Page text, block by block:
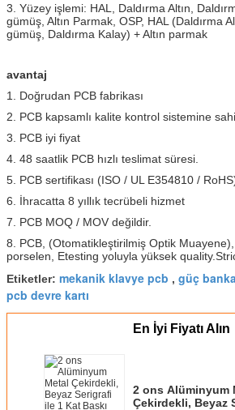
3. Yüzey işlemi: HAL, Daldırma Altın,
gümüş, Altın Parmak, OSP, HAL (Daldırma
gümüş, Daldırma Kalay) + Altın parmak
avantaj
1. Doğrudan PCB fabrikası
2. PCB kapsamlı kalite kontrol sistemine
3. PCB iyi fiyat
4. 48 saatlik PCB hızlı teslimat süresi.
5. PCB sertifikası (ISO / UL E354810 /
6. İhracatta 8 yıllık tecrübeli hizmet
7. PCB MOQ / MOV değildir.
8. PCB, (Otomatikleştirilmiş Optik
porselen, Etesting yoluyla yüksek
Etiketler: mekanik klavye pcb , güç
pcb devre kartı
En İyi Fiyatı Alın
2 ons Alüminyum
Çekirdekli, Beyaz